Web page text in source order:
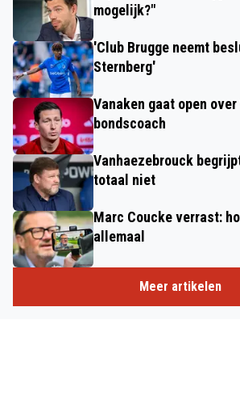
mogelijk?"
'Club Brugge neemt
Sternberg'
Vanaken gaat open
bondscoach
Vanhaezebrouck
totaal niet
Marc Coucke verrast:
allemaal
Meer artikelen